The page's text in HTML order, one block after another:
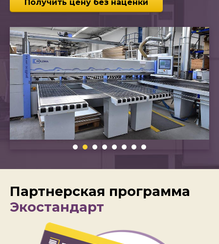
Получить цену без наценки
Партнерская программа
Экостандарт